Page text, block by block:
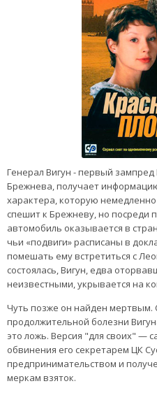
Генерал Вигун - первый
Брежнева, получает
характера, которую немедленно
спешит к Брежневу, но посреди
автомобиль оказывается в
чьи «подвиги» расписаны в
помешать ему встретиться с
состоялась, Вигун, едва
неизвестными, укрывается на
Чуть позже он найден
продолжительной болезни
это ложь. Версия "для своих" —
обвинения его секретарем ЦК
предпринимательством и
меркам взяток.